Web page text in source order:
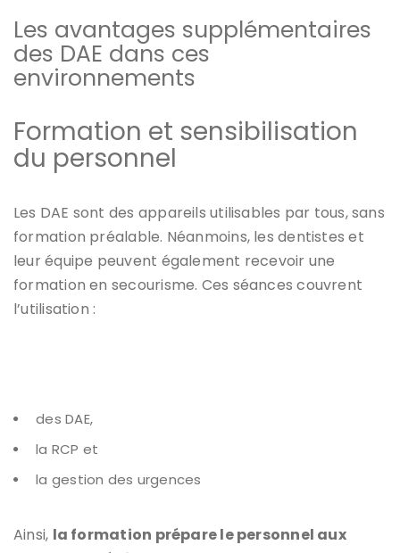
Les avantages supplémentaires
des DAE dans ces
environnements
Formation et sensibilisation
du personnel
Les DAE sont des appareils utilisables par tous, sans
formation préalable. Néanmoins, les dentistes et
leur équipe peuvent également recevoir une
formation en secourisme. Ces séances couvrent
l’utilisation :
des DAE,
la RCP et
la gestion des urgences
Ainsi, la formation prépare le personnel aux